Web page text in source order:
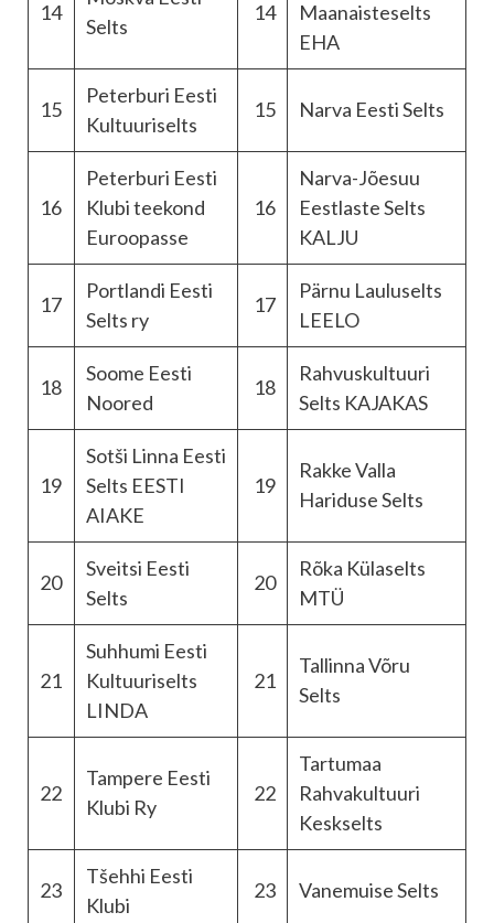
14
Selts
14
Maanaisteselts
EHA
15
Peterburi Eesti
Kultuuriselts
15 Narva Eesti Selts
16
Peterburi Eesti
Klubi teekond
Euroopasse
16
Narva-Jõesuu
Eestlaste Selts
KALJU
17
Portlandi Eesti
Selts ry
17
Pärnu Lauluselts
LEELO
18
Soome Eesti
Noored
18
Rahvuskultuuri
Selts KAJAKAS
19
Sotši Linna Eesti
Selts EESTI
AIAKE
19
Rakke Valla
Hariduse Selts
20
Sveitsi Eesti
Selts
20
Rõka Külaselts
MTÜ
21
Suhhumi Eesti
Kultuuriselts
LINDA
21
Tallinna Võru
Selts
22
Tampere Eesti
Klubi Ry
22
Tartumaa
Rahvakultuuri
Keskselts
23
Tšehhi Eesti
Klubi
23 Vanemuise Selts